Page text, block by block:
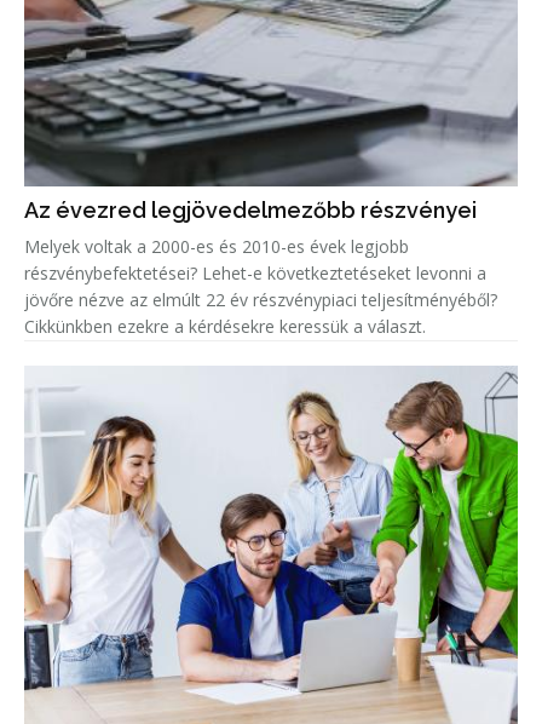
Az évezred legjövedelmezőbb részvényei
Melyek voltak a 2000-es és 2010-es évek legjobb
részvénybefektetései? Lehet-e következtetéseket levonni a
jövőre nézve az elmúlt 22 év részvénypiaci teljesítményéből?
Cikkünkben ezekre a kérdésekre keressük a választ.